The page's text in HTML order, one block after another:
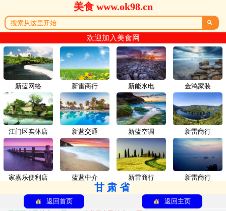
美食 www.ok98.cn

欢迎加入美食网
新蓝网络 新雷商行
江门区实体店 新蓝交通
家嘉乐便利店 蓝蓝中介
新能水电 金鸿家装
新蓝空调 新雷商行
新雷商行 新雷商行
甘肃省
返回首页 返回主页